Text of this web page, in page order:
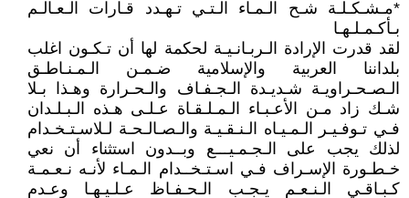
*مـشـكـلـة شـح الـمـاء الـتـي تـهـدد قـارات الـعـالـم
بـأكـمـلـهـا
لقد قدرت الإرادة الـربـانـيـة لحكمة لها أن تـكـون اغلب
بلداننا العربية والإسلامية ضـمـن الـمـنـاطـق
الـصـحـراويـة شـديـدة الـجـفـاف والـحـرارة وهـذا بـلا
شـك زاد مـن الأعـبـاء الـمـلـقـاة عـلـى هـذه الـبـلـدان
فـي تـوفـيـر الـمـيـاه الـنـقـيـة والـصـالـحـة لـلاسـتـخـدام
لذلك يجب على الـجـمـيـــع وبــدون استثناء أن نعي
خـطـورة الإسـراف فـي اسـتـخــدام الـمـاء لأنـه نـعـمـة
كـبـاقـي الـنـعـم يـجـب الـحـفـاظ عـلـيـهـا وعـدم